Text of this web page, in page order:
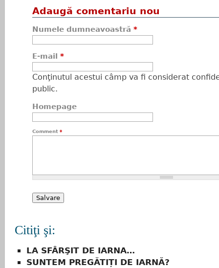
Adaugă comentariu nou
Numele dumneavoastră *
E-mail *
Conţinutul acestui câmp va fi considerat
public.
Homepage
Comment *
Citiţi şi:
LA SFÂRŞIT DE IARNA…
SUNTEM PREGĂTIȚI DE IARNĂ?